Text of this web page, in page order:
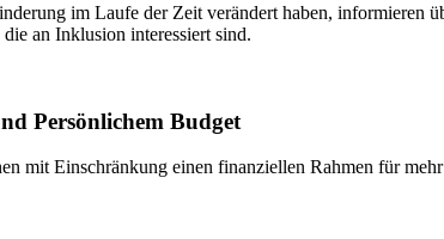
im Laufe der Zeit verändert haben,
an Inklusion interessiert sind.
Persönlichem Budget
mit Einschränkung einen finanziellen Rahmen für